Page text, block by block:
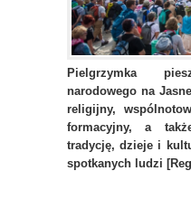
Pielgrzymka
narodowego na
religijny,
formacyjny, a
tradycję, dzieje i
spotkanych ludzi